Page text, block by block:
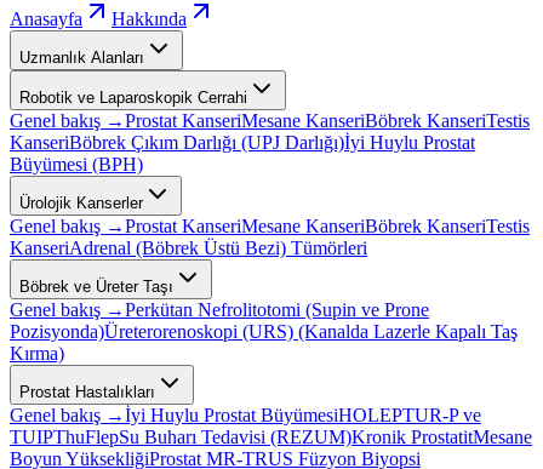
Anasayfa Hakkında
Uzmanlık Alanları
Robotik ve Laparoskopik Cerrahi
Genel bakış →Prostat KanseriMesane KanseriBöbrek KanseriTestis
KanseriBöbrek Çıkım Darlığı (UPJ Darlığı)İyi Huylu Prostat
Büyümesi (BPH)
Ürolojik Kanserler
Genel bakış →Prostat KanseriMesane KanseriBöbrek KanseriTestis
KanseriAdrenal (Böbrek Üstü Bezi) Tümörleri
Böbrek ve Üreter Taşı
Genel bakış →Perkütan Nefrolitotomi (Supin ve Prone
Pozisyonda)Üreterorenoskopi (URS) (Kanalda Lazerle Kapalı Taş
Kırma)
Prostat Hastalıkları
Genel bakış →İyi Huylu Prostat BüyümesiHOLEPTUR-P ve
TUIPThuFlepSu Buharı Tedavisi (REZUM)Kronik ProstatitMesane
Boyun YüksekliğiProstat MR-TRUS Füzyon Biyopsi